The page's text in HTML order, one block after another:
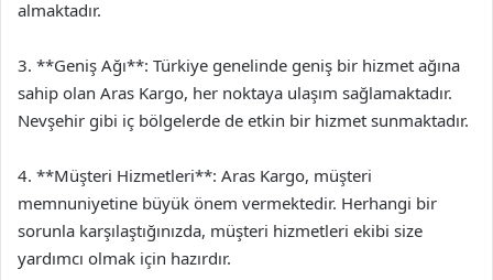
almaktadır.
3. **Geniş Ağı**: Türkiye genelinde geniş bir hizmet ağına
sahip olan Aras Kargo, her noktaya ulaşım sağlamaktadır.
Nevşehir gibi iç bölgelerde de etkin bir hizmet sunmaktadır.
4. **Müşteri Hizmetleri**: Aras Kargo, müşteri
memnuniyetine büyük önem vermektedir. Herhangi bir
sorunla karşılaştığınızda, müşteri hizmetleri ekibi size
yardımcı olmak için hazırdır.